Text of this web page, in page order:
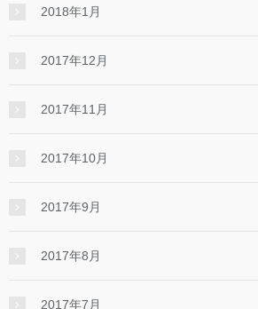
2018年1月
2017年12月
2017年11月
2017年10月
2017年9月
2017年8月
2017年7月